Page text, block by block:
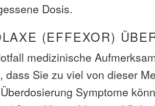
Dosis.
(EFFEXOR)
medizinische
dass Sie zu viel von dieser
Symptome